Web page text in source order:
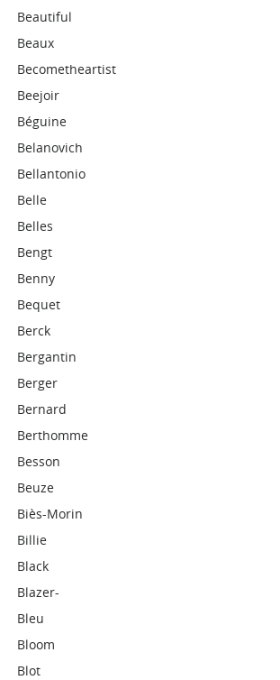
Beautiful
Beaux
Becometheartist
Beejoir
Béguine
Belanovich
Bellantonio
Belle
Belles
Bengt
Benny
Bequet
Berck
Bergantin
Berger
Bernard
Berthomme
Besson
Beuze
Biès-Morin
Billie
Black
Blazer-
Bleu
Bloom
Blot